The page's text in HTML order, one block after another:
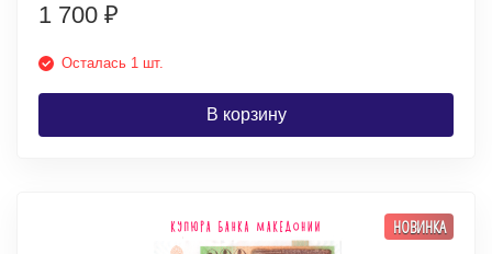
1 700 ₽
Осталась 1 шт.
В корзину
НОВИНКА